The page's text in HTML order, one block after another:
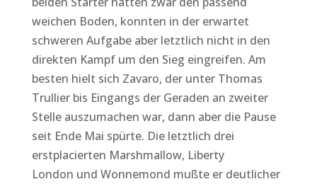
weichen Boden, konnten in der erwartet
schweren Aufgabe aber letztlich nicht in den
direkten Kampf um den Sieg eingreifen. Am
besten hielt sich Zavaro, der unter Thomas
Trullier bis Eingangs der Geraden an zweiter
Stelle auszumachen war, dann aber die Pause
seit Ende Mai spürte. Die letztlich drei
erstplacierten Marshmallow, Liberty
London und Wonnemond mußte er deutlicher